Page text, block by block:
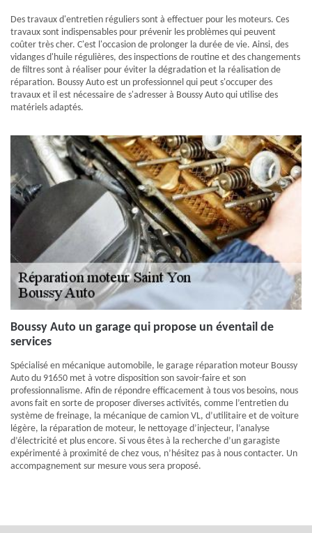
Des travaux d'entretien réguliers sont à effectuer pour les moteurs. Ces
travaux sont indispensables pour prévenir les problèmes qui peuvent
coûter très cher. C'est l'occasion de prolonger la durée de vie. Ainsi, des
vidanges d'huile régulières, des inspections de routine et des changements
de filtres sont à réaliser pour éviter la dégradation et la réalisation de
réparation. Boussy Auto est un professionnel qui peut s'occuper des
travaux et il est nécessaire de s'adresser à Boussy Auto qui utilise des
matériels adaptés.
Boussy Auto un garage qui propose un éventail de
services
Spécialisé en mécanique automobile, le garage réparation moteur Boussy
Auto du 91650 met à votre disposition son savoir-faire et son
professionnalisme. Afin de répondre efficacement à tous vos besoins, nous
avons fait en sorte de proposer diverses activités, comme l’entretien du
système de freinage, la mécanique de camion VL, d’utilitaire et de voiture
légère, la réparation de moteur, le nettoyage d’injecteur, l’analyse
d’électricité et plus encore. Si vous êtes à la recherche d’un garagiste
expérimenté à proximité de chez vous, n’hésitez pas à nous contacter. Un
accompagnement sur mesure vous sera proposé.